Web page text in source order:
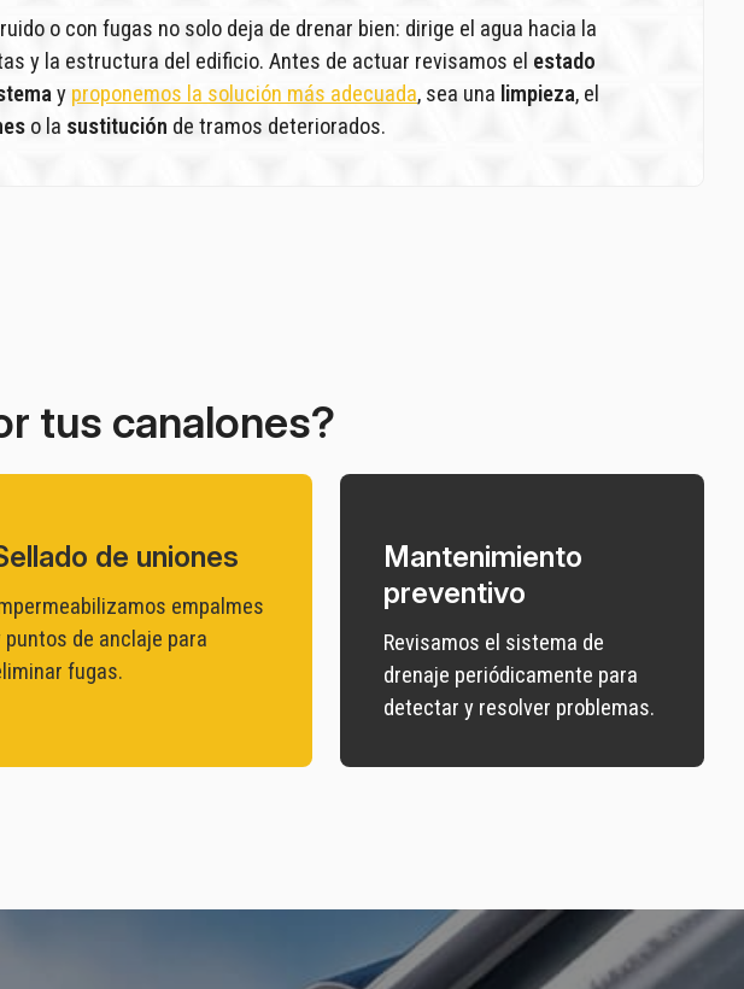
o con fugas no solo deja de drenar bien: dirige el agua hacia la
y la estructura del edificio. Antes de actuar revisamos el estado
y proponemos la solución más adecuada, sea una limpieza, el
o la sustitución de tramos deteriorados.
tus canalones?
de uniones
empalmes
puntos de anclaje para
fugas.
Mantenimiento
preventivo
Revisamos el sistema de
drenaje periódicamente para
detectar y resolver problemas.